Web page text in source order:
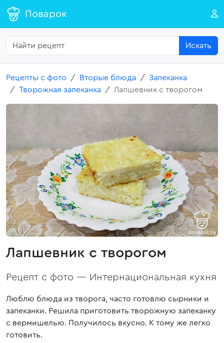
Поварок
Искать
Рецепты с фото Вторые блюда
Запеканка
Творожная запеканка
Лапшевник с творогом
Лапшевник с творогом
Рецепт с фото — Интернациональная кухня
Люблю блюда из творога, часто готовлю сырники и
запеканки. Решила приготовить творожную запеканку
с вермишелью. Получилось вкусно. К тому же легко
готовить.